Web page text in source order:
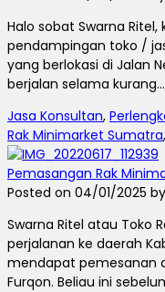
Halo sobat Swarna
pendampingan toko /
yang berlokasi di Jalan
berjalan selama kurang...
Jasa Konsultan,
Rak Minimarket Sumatra,
Pemasangan Rak
Posted on 04/01/2025 by
Swarna Ritel atau Toko
perjalanan ke daerah
mendapat pemesanan
Furqon. Beliau ini